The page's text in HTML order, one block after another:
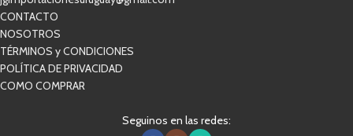
CONTACTO
NOSOTROS
TÉRMINOS y CONDICIONES
POLÍTICA DE PRIVACIDAD
COMO COMPRAR
Seguinos en las redes: